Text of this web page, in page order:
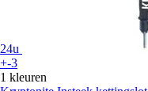
24u
+-3
1 kleuren